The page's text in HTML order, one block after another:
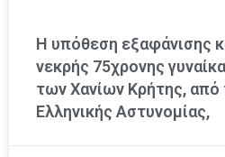
Η υπόθεση εξαφάνισης
νεκρής 75χρονης
των Χανίων Κρήτης, από
Ελληνικής Αστυνομίας,